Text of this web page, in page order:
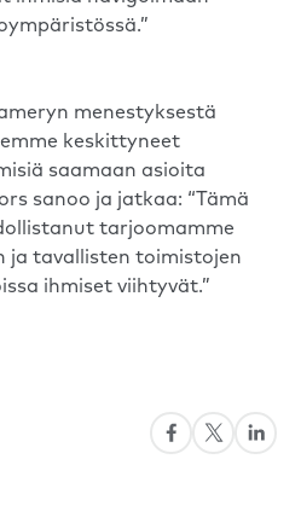
menestyksestä
keskittyneet
saamaan asioita
sanoo ja jatkaa: “Tämä
tarjoomamme
ja tavallisten toimistojen
ihmiset viihtyvät.”